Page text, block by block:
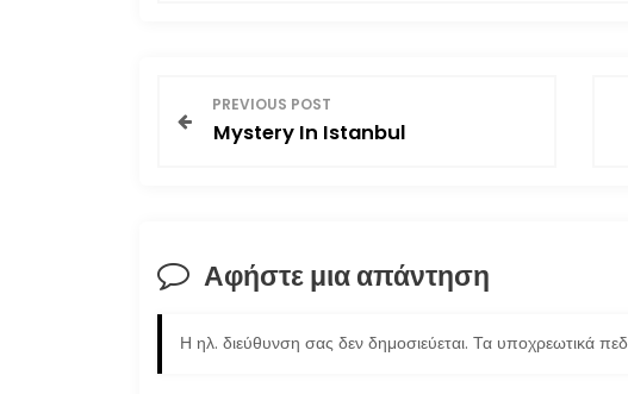
ή
γ
η
PREVIOUS POST
Mystery In Istanbul
Αφήστε μια απάντηση
Η ηλ. διεύθυνση σας δεν δημοσιεύεται. Τα υποχρεωτικά